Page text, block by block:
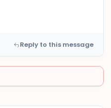
Reply to this message